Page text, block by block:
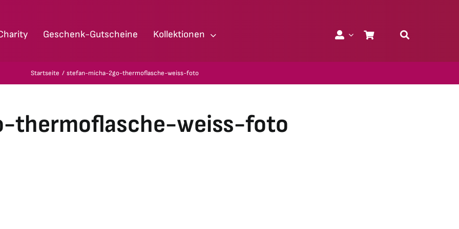
Geschenk-Gutscheine Kollektionen
Startseite stefan-micha-2go-thermoflasche-weiss-foto
thermoflasche-weiss-foto